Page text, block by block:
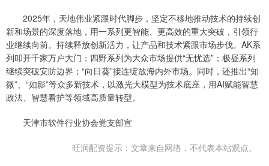
2025年，天地伟业紧跟时代脚步，坚定不移地推动技术的持续创
新和场景的深度落地，用一系列更智能、更高效的重大突破，引领行
业继续向前。持续释放创新活力，让产品和技术紧跟市场步伐。AK系
列叩开千家万户大门；四野系列为大众市场提供“无忧选”；极昼系列
继续突破安防边界；“向日葵”接连绽放海内外市场。同时，还推出“知
微”、“如影”等众多新技术，以激光大模型为技术底座，用AI赋能智慧
政法、智慧看护等领域高质量转型。
天津市软件行业协会党支部宣
旺润配资提示：文章来自网络，不代表本站观点。